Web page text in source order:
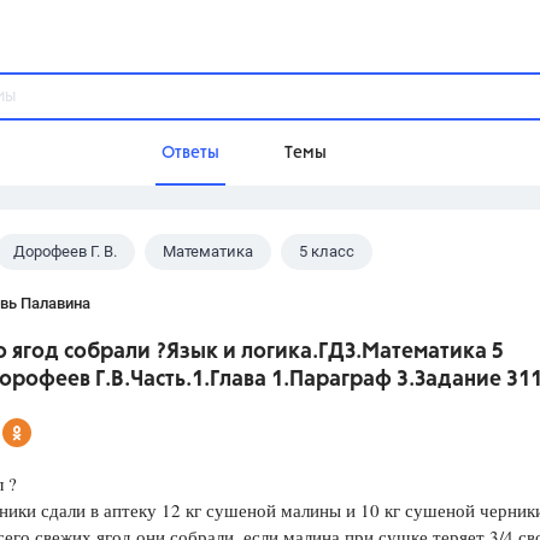
Ответы Темы
Домашнее задание
Школа
Разумовская М.М.,Габриелян
Дорофеев Г. В. Математика 5 класс
Палавина
ягод собрали ?Язык и логика.ГДЗ.Математика 5
Г.В.Часть.1.Глава 1.Параграф 3.Задание
?
сдали в аптеку 12 кг сушеной малины и 10 кг сушеной